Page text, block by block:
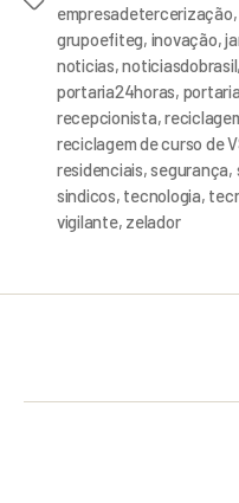
empresadetercerização,
grupoefiteg, inovação,
noticias,noticiasdobrasil,
portaria24horas,
recepcionista,
reciclagem de curso de
residenciais,segurança,
sindicos, tecnologia,
vigilante, zelador